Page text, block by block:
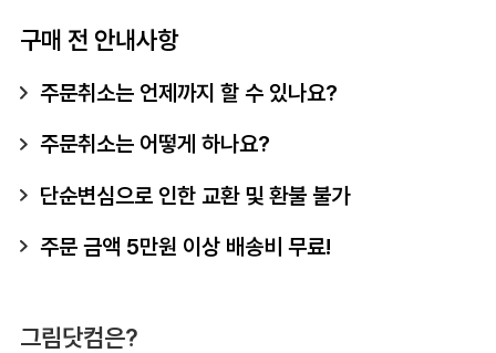
구매 전 안내사항
주문취소는 언제까지 할 수 있나요?
주문취소는 어떻게 하나요?
단순변심으로 인한 교환 및 환불 불가
주문 금액 5만원 이상 배송비 무료!
그림닷컴은?